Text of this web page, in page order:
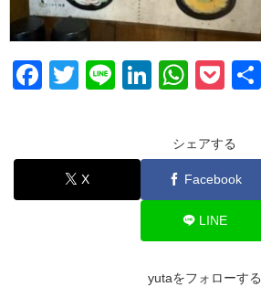
F
e
b
T
er
Li
Li
e
dI
W
at
s
A
p
p
P
ck
et
シェアする
X Facebook
LINE
yutaをフォローする